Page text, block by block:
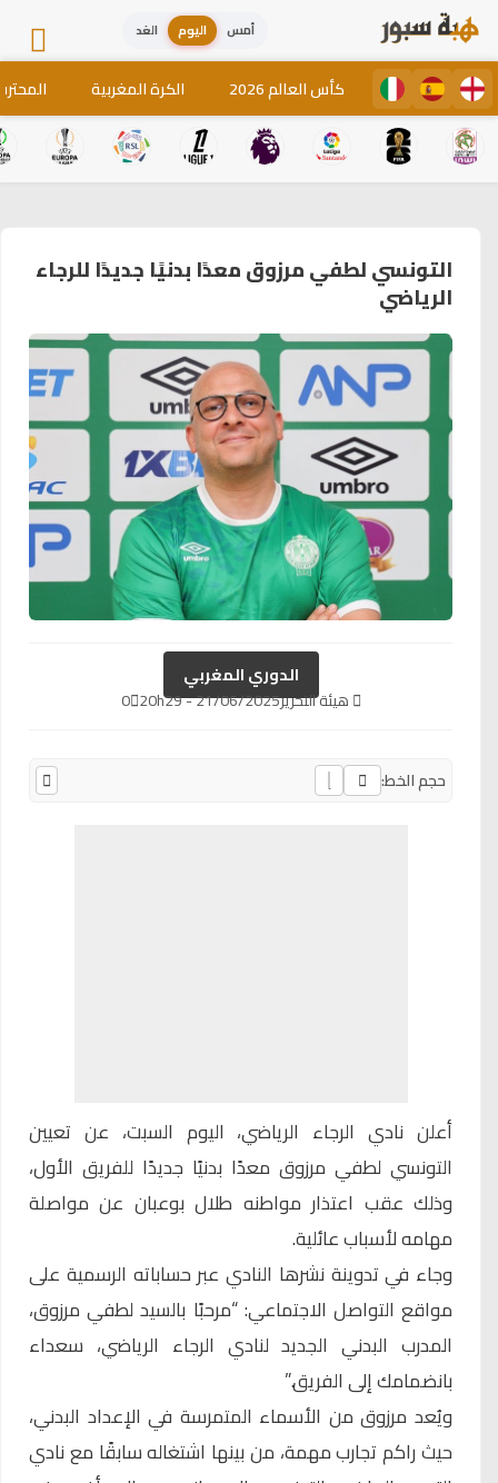
أمس اليوم الغد
كأس العالم 2026 الكرة المغربية
التونسي لطفي مرزوق معدًا بدنيًا جديدًا للرجاء
الرياضي
الدوري المغربي
هيئة التحرير21/06/2025 - 20h29
0
حجم الخط:
أعلن نادي الرجاء الرياضي، اليوم السبت، عن تعيين
التونسي لطفي مرزوق معدًا بدنيًا جديدًا للفريق الأول،
وذلك عقب اعتذار مواطنه طلال بوعبان عن مواصلة
مهامه لأسباب عائلية.
وجاء في تدوينة نشرها النادي عبر حساباته الرسمية على
مواقع التواصل الاجتماعي: “مرحبًا بالسيد لطفي مرزوق،
المدرب البدني الجديد لنادي الرجاء الرياضي، سعداء
بانضمامك إلى الفريق.”
ويُعد مرزوق من الأسماء المتمرسة في الإعداد البدني،
حيث راكم تجارب مهمة، من بينها اشتغاله سابقًا مع نادي